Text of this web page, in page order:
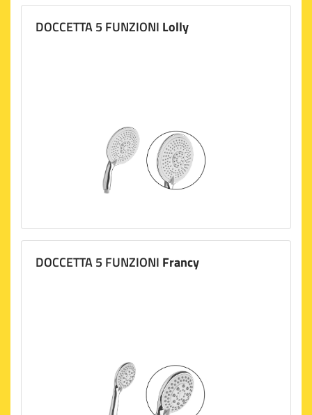
DOCCETTA 5 FUNZIONI Lolly
DOCCETTA 5 FUNZIONI Francy